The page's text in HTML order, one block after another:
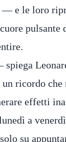
— e le loro
pulsante
spiega
ricordo
effetti
a
su